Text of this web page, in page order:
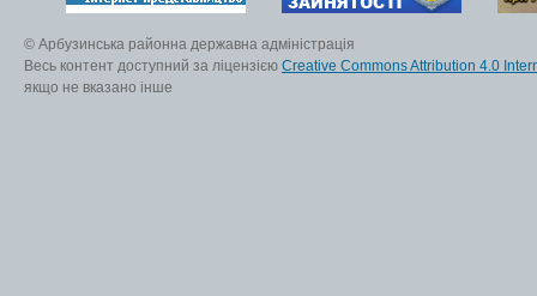
© Арбузинська районна державна адміністрація
Весь контент доступний за ліцензією Creative Commons Attribution 4.0
якщо не вказано інше